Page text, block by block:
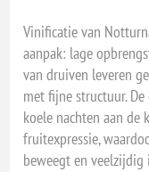
Vinificatie van
aanpak: lage
van druiven leveren
met fijne structuur.
koele nachten aan
fruitexpressie,
beweegt en